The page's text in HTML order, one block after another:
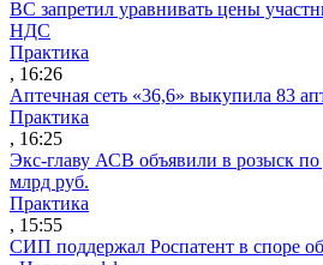
ВС запретил уравнивать цены
НДС
Практика
, 16:26
Аптечная сеть «36,6» выкупила 83
Практика
, 16:25
Экс-главу АСВ объявили в розыск
млрд руб.
Практика
, 15:55
СИП поддержал Роспатент в споре